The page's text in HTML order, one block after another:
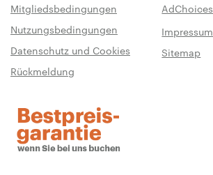
Mitgliedsbedingungen
AdChoices
Nutzungsbedingungen
Impressum
Datenschutz und Cookies
Sitemap
Rückmeldung